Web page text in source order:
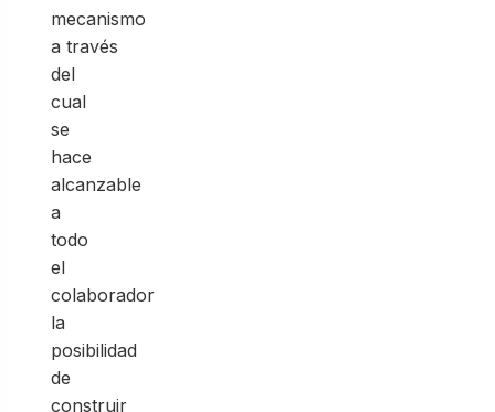
mecanismo
a través
del
cual
se
hace
alcanzable
a
todo
el
colaborador
la
posibilidad
de
construir